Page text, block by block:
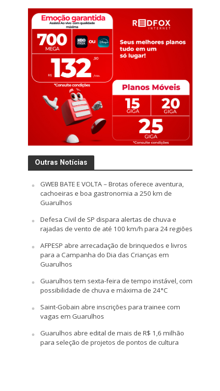
Outras Notícias
GWEB BATE E VOLTA – Brotas oferece aventura,
cachoeiras e boa gastronomia a 250 km de
Guarulhos
Defesa Civil de SP dispara alertas de chuva e
rajadas de vento de até 100 km/h para 24 regiões
AFPESP abre arrecadação de brinquedos e livros
para a Campanha do Dia das Crianças em
Guarulhos
Guarulhos tem sexta-feira de tempo instável, com
possibilidade de chuva e máxima de 24°C
Saint-Gobain abre inscrições para trainee com
vagas em Guarulhos
Guarulhos abre edital de mais de R$ 1,6 milhão
para seleção de projetos de pontos de cultura